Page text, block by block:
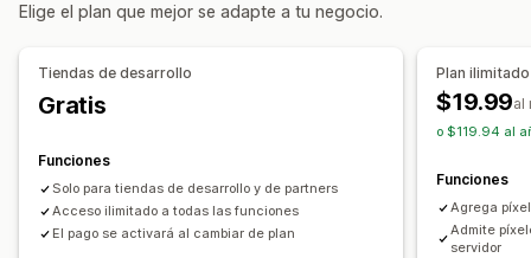
Visitas de páginas Valor vitalicio (LTV)
Informes y estadísticas de pago
Información útil de ganancias Seguimiento de compra
Análisis de embudo
Seguimiento con píxel
Elige el plan que mejor se adapte a tu negocio.
Tiendas de desarrollo
Gratis
Funciones
Solo para tiendas de desarrollo y de partners
Acceso ilimitado a todas las funciones
El pago se activará al cambiar de plan
Plan ilimitado
$19.99al
o $119.94 al
Funciones
Agrega
Admite
servidor